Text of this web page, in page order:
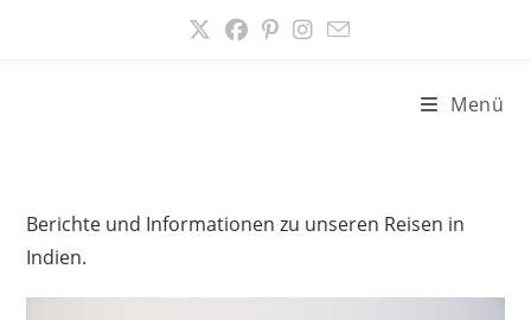
Menü
Berichte und Informationen zu unseren Reisen in
Indien.